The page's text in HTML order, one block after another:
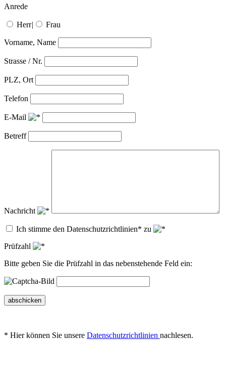
Anrede
Herr| Frau
Vorname, Name
Strasse / Nr.
PLZ, Ort
Telefon
E-Mail
Betreff
Nachricht
Ich stimme den Datenschutzrichtlinien* zu
Prüfzahl
Bitte geben Sie die Prüfzahl in das nebenstehende Feld ein:
abschicken
* Hier können Sie unsere Datenschutzrichtlinien nachlesen.